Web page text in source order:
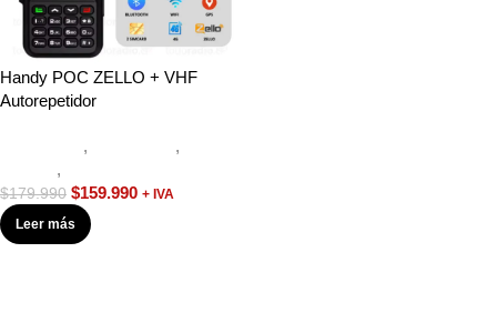
Handy POC ZELLO + VHF
Autorepetidor
, ,
,
$179.990 $159.990 + IVA
Leer más